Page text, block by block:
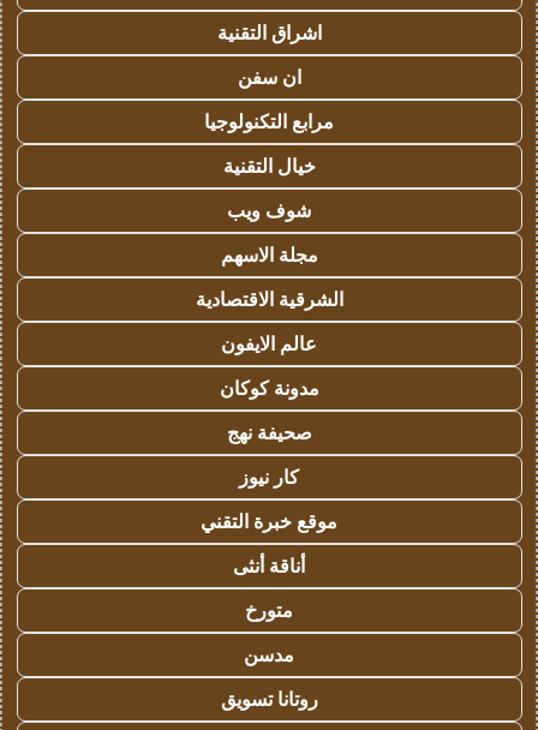
اشراق التقنية
ان سفن
مرابع التكنولوجيا
خيال التقنية
شوف ويب
مجلة الاسهم
الشرقية الاقتصادية
عالم الايفون
مدونة كوكان
صحيفة نهج
كار نيوز
موقع خبرة التقني
أناقة أنثى
متورخ
مدسن
روتانا تسويق